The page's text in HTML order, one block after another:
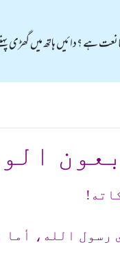
ہے ؟دائیں ہاتھ میں
رسول الله، أما